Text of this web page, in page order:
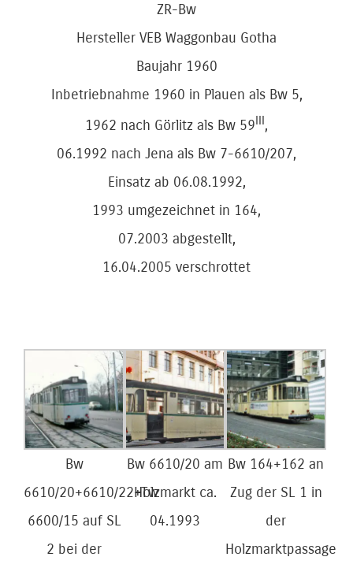
ZR-Bw
Hersteller VEB Waggonbau Gotha
Baujahr 1960
Inbetriebnahme 1960 in Plauen als Bw 5,
1962 nach Görlitz als Bw 59III,
06.1992 nach Jena als Bw 7-6610/207,
Einsatz ab 06.08.1992,
1993 umgezeichnet in 164,
07.2003 abgestellt,
16.04.2005 verschrottet
Bw
6610/20+6610/22+Tw
6600/15 auf SL
2 bei der
Bw 6610/20 am
Holzmarkt ca.
04.1993
Bw 164+162 an
Zug der SL 1 in
der
Holzmarktpassage